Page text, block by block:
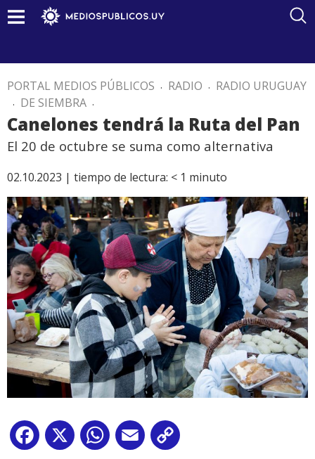
PORTAL MEDIOS PÚBLICOS . RADIO . RADIO URUGUAY
. DE SIEMBRA .
Canelones tendrá la Ruta del Pan
El 20 de octubre se suma como alternativa
02.10.2023 | tiempo de lectura: < 1 minuto
Facebook
X WhatsApp
Email